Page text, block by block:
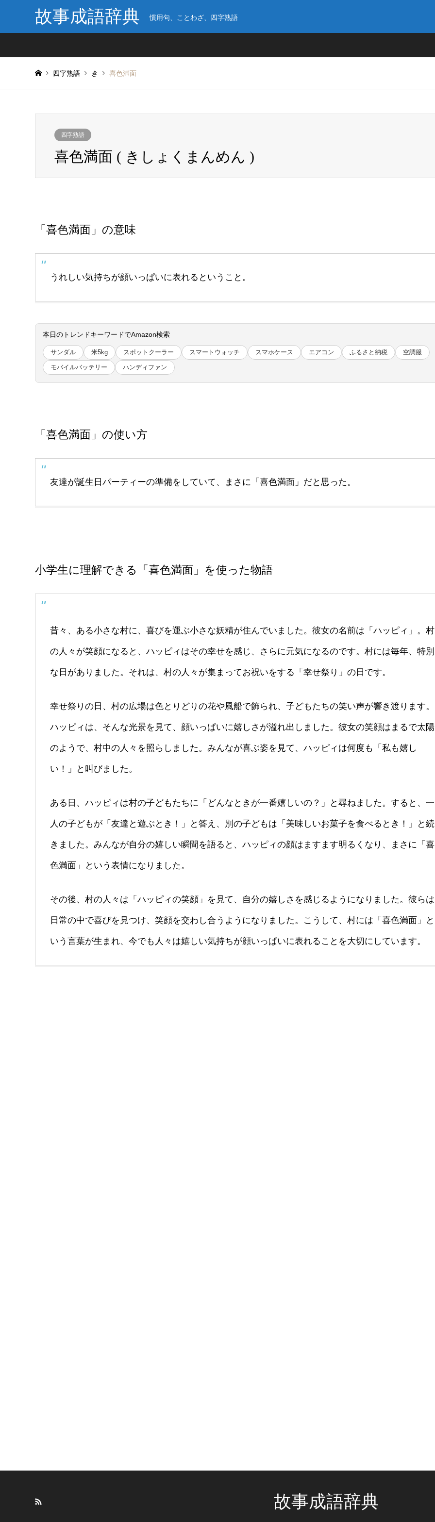
故事成語辞典 慣用句、ことわざ、四字熟語
四字熟語 き 喜色満面
四字熟語
喜色満面 ( きしょくまんめん )
「喜色満面」の意味
うれしい気持ちが顔いっぱいに表れるということ。
本日のトレンドキーワードでAmazon検索
サンダル 米5kg スポットクーラー スマートウォッチ スマホケース エアコン ふるさと納税 空調服
モバイルバッテリー ハンディファン
「喜色満面」の使い方
友達が誕生日パーティーの準備をしていて、まさに「喜色満面」だと思った。
小学生に理解できる「喜色満面」を使った物語
昔々、ある小さな村に、喜びを運ぶ小さな妖精が住んでいました。彼女の名前は「ハッピィ」。村
の人々が笑顔になると、ハッピィはその幸せを感じ、さらに元気になるのです。村には毎年、特別
な日がありました。それは、村の人々が集まってお祝いをする「幸せ祭り」の日です。
幸せ祭りの日、村の広場は色とりどりの花や風船で飾られ、子どもたちの笑い声が響き渡ります。
ハッピィは、そんな光景を見て、顔いっぱいに嬉しさが溢れ出しました。彼女の笑顔はまるで太陽
のようで、村中の人々を照らしました。みんなが喜ぶ姿を見て、ハッピィは何度も「私も嬉し
い！」と叫びました。
ある日、ハッピィは村の子どもたちに「どんなときが一番嬉しいの？」と尋ねました。すると、一
人の子どもが「友達と遊ぶとき！」と答え、別の子どもは「美味しいお菓子を食べるとき！」と続
きました。みんなが自分の嬉しい瞬間を語ると、ハッピィの顔はますます明るくなり、まさに「喜
色満面」という表情になりました。
その後、村の人々は「ハッピィの笑顔」を見て、自分の嬉しさを感じるようになりました。彼らは
日常の中で喜びを見つけ、笑顔を交わし合うようになりました。こうして、村には「喜色満面」と
いう言葉が生まれ、今でも人々は嬉しい気持ちが顔いっぱいに表れることを大切にしています。
故事成語辞典